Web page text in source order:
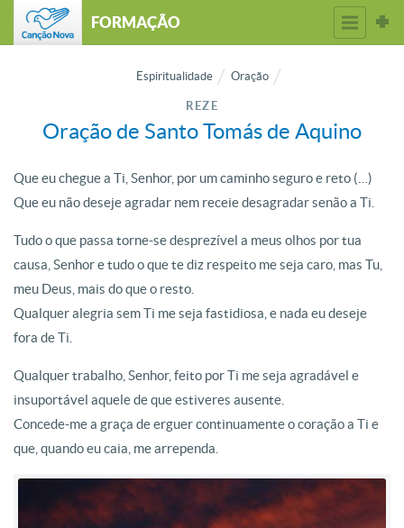
FORMAÇÃO
Espiritualidade Oração
REZE
Oração de Santo Tomás de Aquino
Que eu chegue a Ti, Senhor, por um caminho seguro e reto (…)
Que eu não deseje agradar nem receie desagradar senão a Ti.
Tudo o que passa torne-se desprezível a meus olhos por tua
causa, Senhor e tudo o que te diz respeito me seja caro, mas Tu,
meu Deus, mais do que o resto.
Qualquer alegria sem Ti me seja fastidiosa, e nada eu deseje
fora de Ti.
Qualquer trabalho, Senhor, feito por Ti me seja agradável e
insuportável aquele de que estiveres ausente.
Concede-me a graça de erguer continuamente o coração a Ti e
que, quando eu caia, me arrependa.